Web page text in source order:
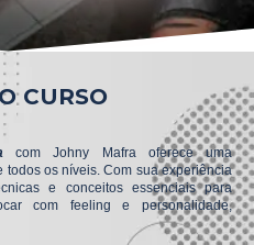
CURSO
com Johny Mafra oferece uma
os níveis. Com sua experiência
e conceitos essenciais para
com feeling e personalidade,